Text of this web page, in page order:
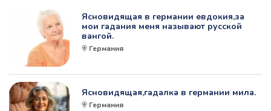
Ясновидящая в германии евдокия,за
мои гадания меня называют русской
вангой.
Германия
Ясновидящая,гадалка в германии мила.
Германия